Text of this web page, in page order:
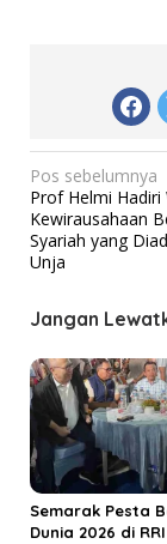
N
a
v
i
g
s
i
p
o
s
Pos sebelumnya
Prof Helmi Hadiri
Kewirausahaan
Syariah yang
Unja
Jangan
Semarak Pesta
Dunia 2026 di